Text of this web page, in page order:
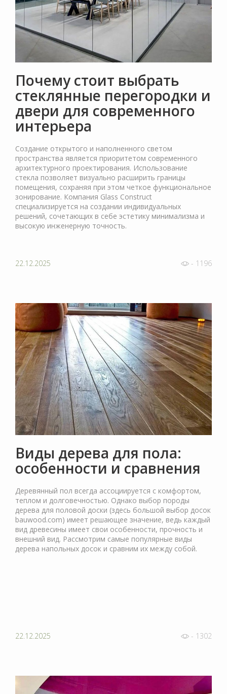
Почему стоит выбрать
стеклянные перегородки и
двери для современного
интерьера
Создание открытого и наполненного светом
пространства является приоритетом современного
архитектурного проектирования. Использование
стекла позволяет визуально расширить границы
помещения, сохраняя при этом четкое функциональное
зонирование. Компания Glass Construct
специализируется на создании индивидуальных
решений, сочетающих в себе эстетику минимализма и
высокую инженерную точность.
22.12.2025 - 1196
Виды дерева для пола:
особенности и сравнения
Деревянный пол всегда ассоциируется с комфортом,
теплом и долговечностью. Однако выбор породы
дерева для половой доски (здесь большой выбор досок
bauwood.com) имеет решающее значение, ведь каждый
вид древесины имеет свои особенности, прочность и
внешний вид. Рассмотрим самые популярные виды
дерева напольных досок и сравним их между собой.
22.12.2025 - 1302